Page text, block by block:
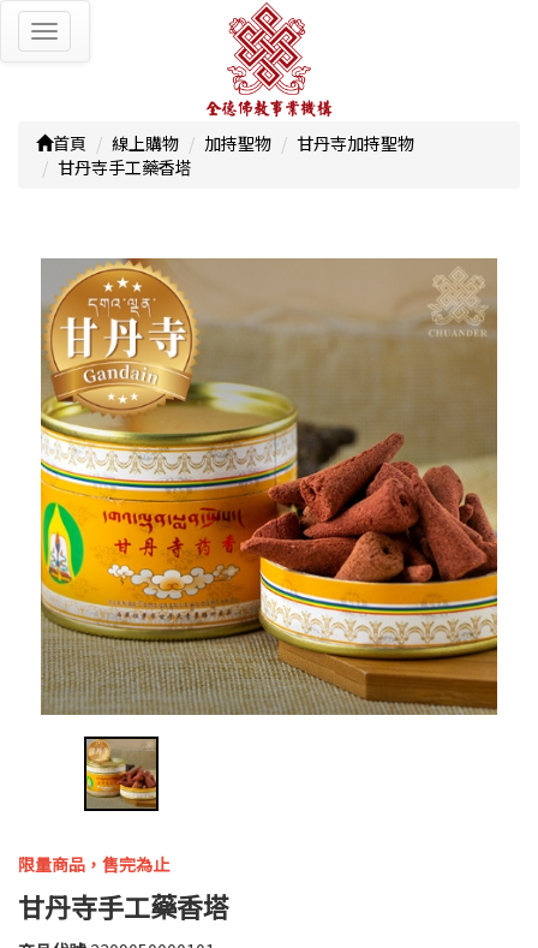
Toggle
navigation
首頁 線上購物 加持聖物
甘丹寺加持聖物
甘丹寺手工藥香塔
限量商品，售完為止
甘丹寺手工藥香塔